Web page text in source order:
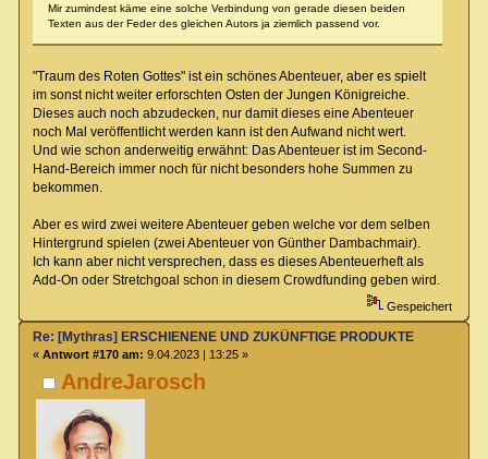
Mir zumindest käme eine solche Verbindung von gerade diesen beiden
Texten aus der Feder des gleichen Autors ja ziemlich passend vor.
"Traum des Roten Gottes" ist ein schönes Abenteuer, aber es spielt
im sonst nicht weiter erforschten Osten der Jungen Königreiche.
Dieses auch noch abzudecken, nur damit dieses eine Abenteuer
noch Mal veröffentlicht werden kann ist den Aufwand nicht wert.
Und wie schon anderweitig erwähnt: Das Abenteuer ist im Second-
Hand-Bereich immer noch für nicht besonders hohe Summen zu
bekommen.
Aber es wird zwei weitere Abenteuer geben welche vor dem selben
Hintergrund spielen (zwei Abenteuer von Günther Dambachmair).
Ich kann aber nicht versprechen, dass es dieses Abenteuerheft als
Add-On oder Stretchgoal schon in diesem Crowdfunding geben wird.
Gespeichert
AndreJarosch
Re: [Mythras] ERSCHIENENE UND ZUKÜNFTIGE PRODUKTE
« Antwort #170 am: 9.04.2023 | 13:25 »